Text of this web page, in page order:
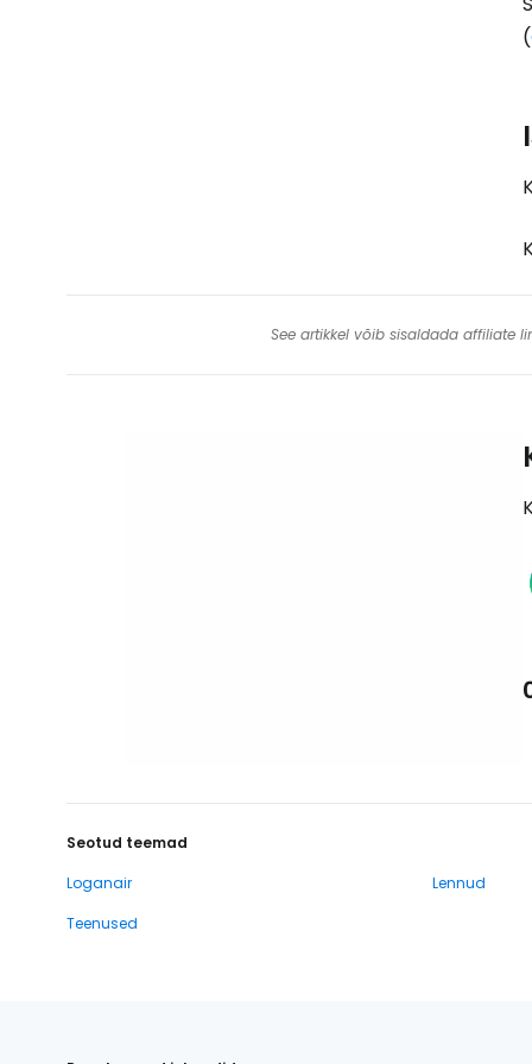
(
See artikkel võib sisaldada affiliate
Seotud teemad
Loganair
Lennud
Teenused